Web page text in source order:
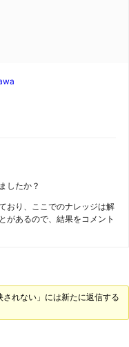
したか？
おり、ここでのナレッジは解
があるので、結果をコメント
れない」には新たに返信する